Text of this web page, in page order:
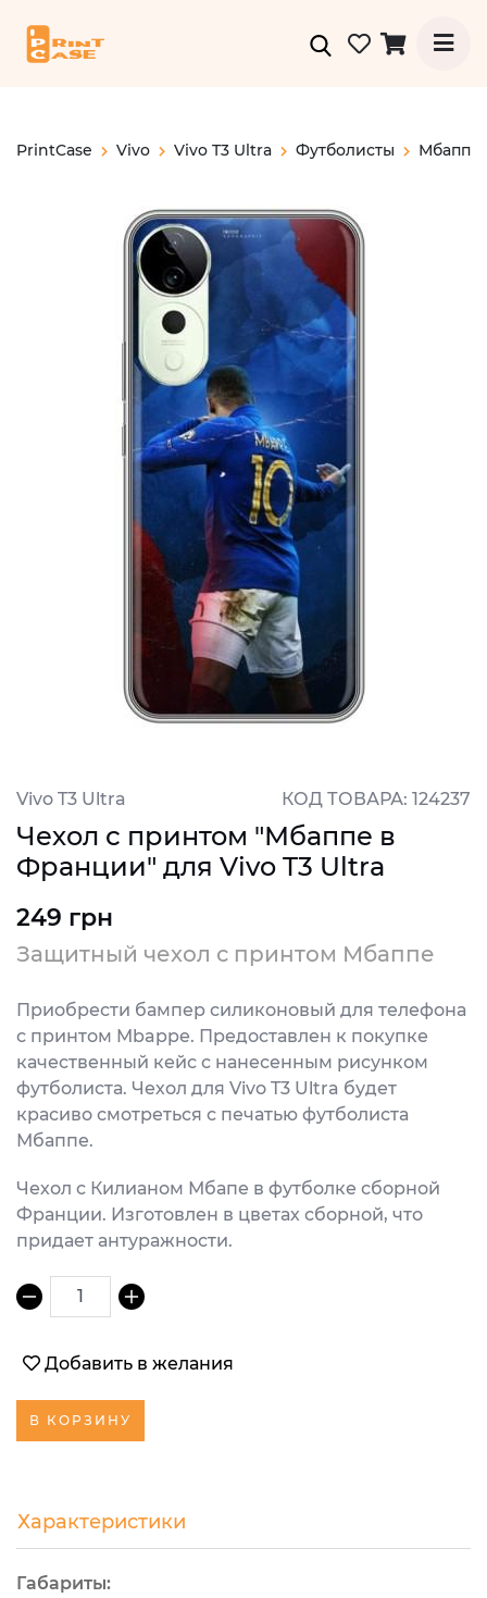
PrintCase Vivo Vivo T3 Ultra Футболисты Мбаппе
Vivo T3 Ultra КОД ТОВАРА: 124237
Чехол с принтом "Мбаппе в
Франции" для Vivo T3 Ultra
249 грн
Защитный чехол с принтом Мбаппе
Приобрести бампер силиконовый для телефона
с принтом Mbappe. Предоставлен к покупке
качественный кейс с нанесенным рисунком
футболиста. Чехол для Vivo T3 Ultra будет
красиво смотреться с печатью футболиста
Мбаппе.
Чехол с Килианом Мбапе в футболке сборной
Франции. Изготовлен в цветах сборной, что
придает антуражности.
1
Добавить в желания
В КОРЗИНУ
Характеристики
Габариты: